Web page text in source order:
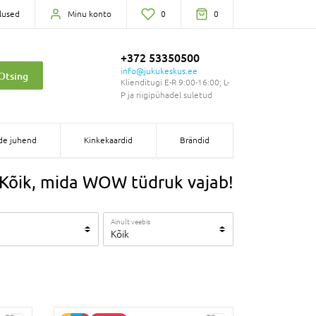
Minu konto 0 0
+372 53350500
info@jukukeskus.ee
Klienditugi E-R 9:00-16:00; L-
P ja riigipühadel suletud
juhend Kinkekaardid Brändid
Kõik, mida WOW tüdruk vajab!
Ainult veebis
Kõik